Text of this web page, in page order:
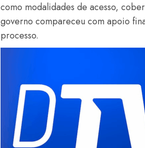
como modalidades de acesso,
governo compareceu com apoio
processo.